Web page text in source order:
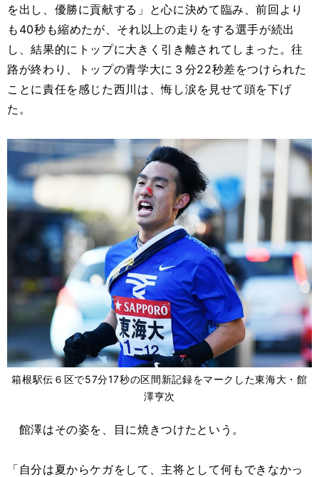
を出し、優勝に貢献する」と心に決めて臨み、前回より
も40秒も縮めたが、それ以上の走りをする選手が続出
し、結果的にトップに大きく引き離されてしまった。往
路が終わり、トップの青学大に３分22秒差をつけられた
ことに責任を感じた西川は、悔し涙を見せて頭を下げ
た。
箱根駅伝６区で57分17秒の区間新記録をマークした東海大・館
澤亨次
館澤はその姿を、目に焼きつけたという。
「自分は夏からケガをして、主将として何もできなかっ